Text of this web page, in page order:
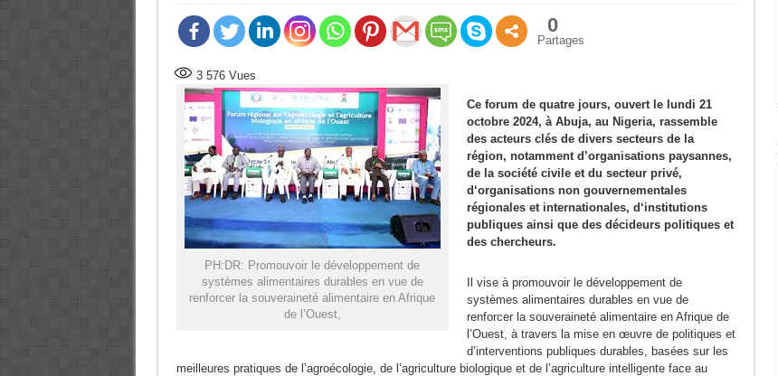
0
Partages
3 576Vues
PH:DR: Promouvoir le développement de
systèmes alimentaires durables en vue de
renforcer la souveraineté alimentaire en Afrique
de l’Ouest,
Ce forum de quatre jours, ouvert le lundi 21
octobre 2024, à Abuja, au Nigeria, rassemble
des acteurs clés de divers secteurs de la
région, notamment d’organisations paysannes,
de la société civile et du secteur privé,
d‘organisations non gouvernementales
régionales et internationales, d‘institutions
publiques ainsi que des décideurs politiques et
des chercheurs.
Il vise à promouvoir le développement de
systèmes alimentaires durables en vue de
renforcer la souveraineté alimentaire en Afrique de
l’Ouest, à travers la mise en œuvre de politiques et
d’interventions publiques durables, basées sur les
meilleures pratiques de l’agroécologie, de l’agriculture biologique et de l’agriculture intelligente face au